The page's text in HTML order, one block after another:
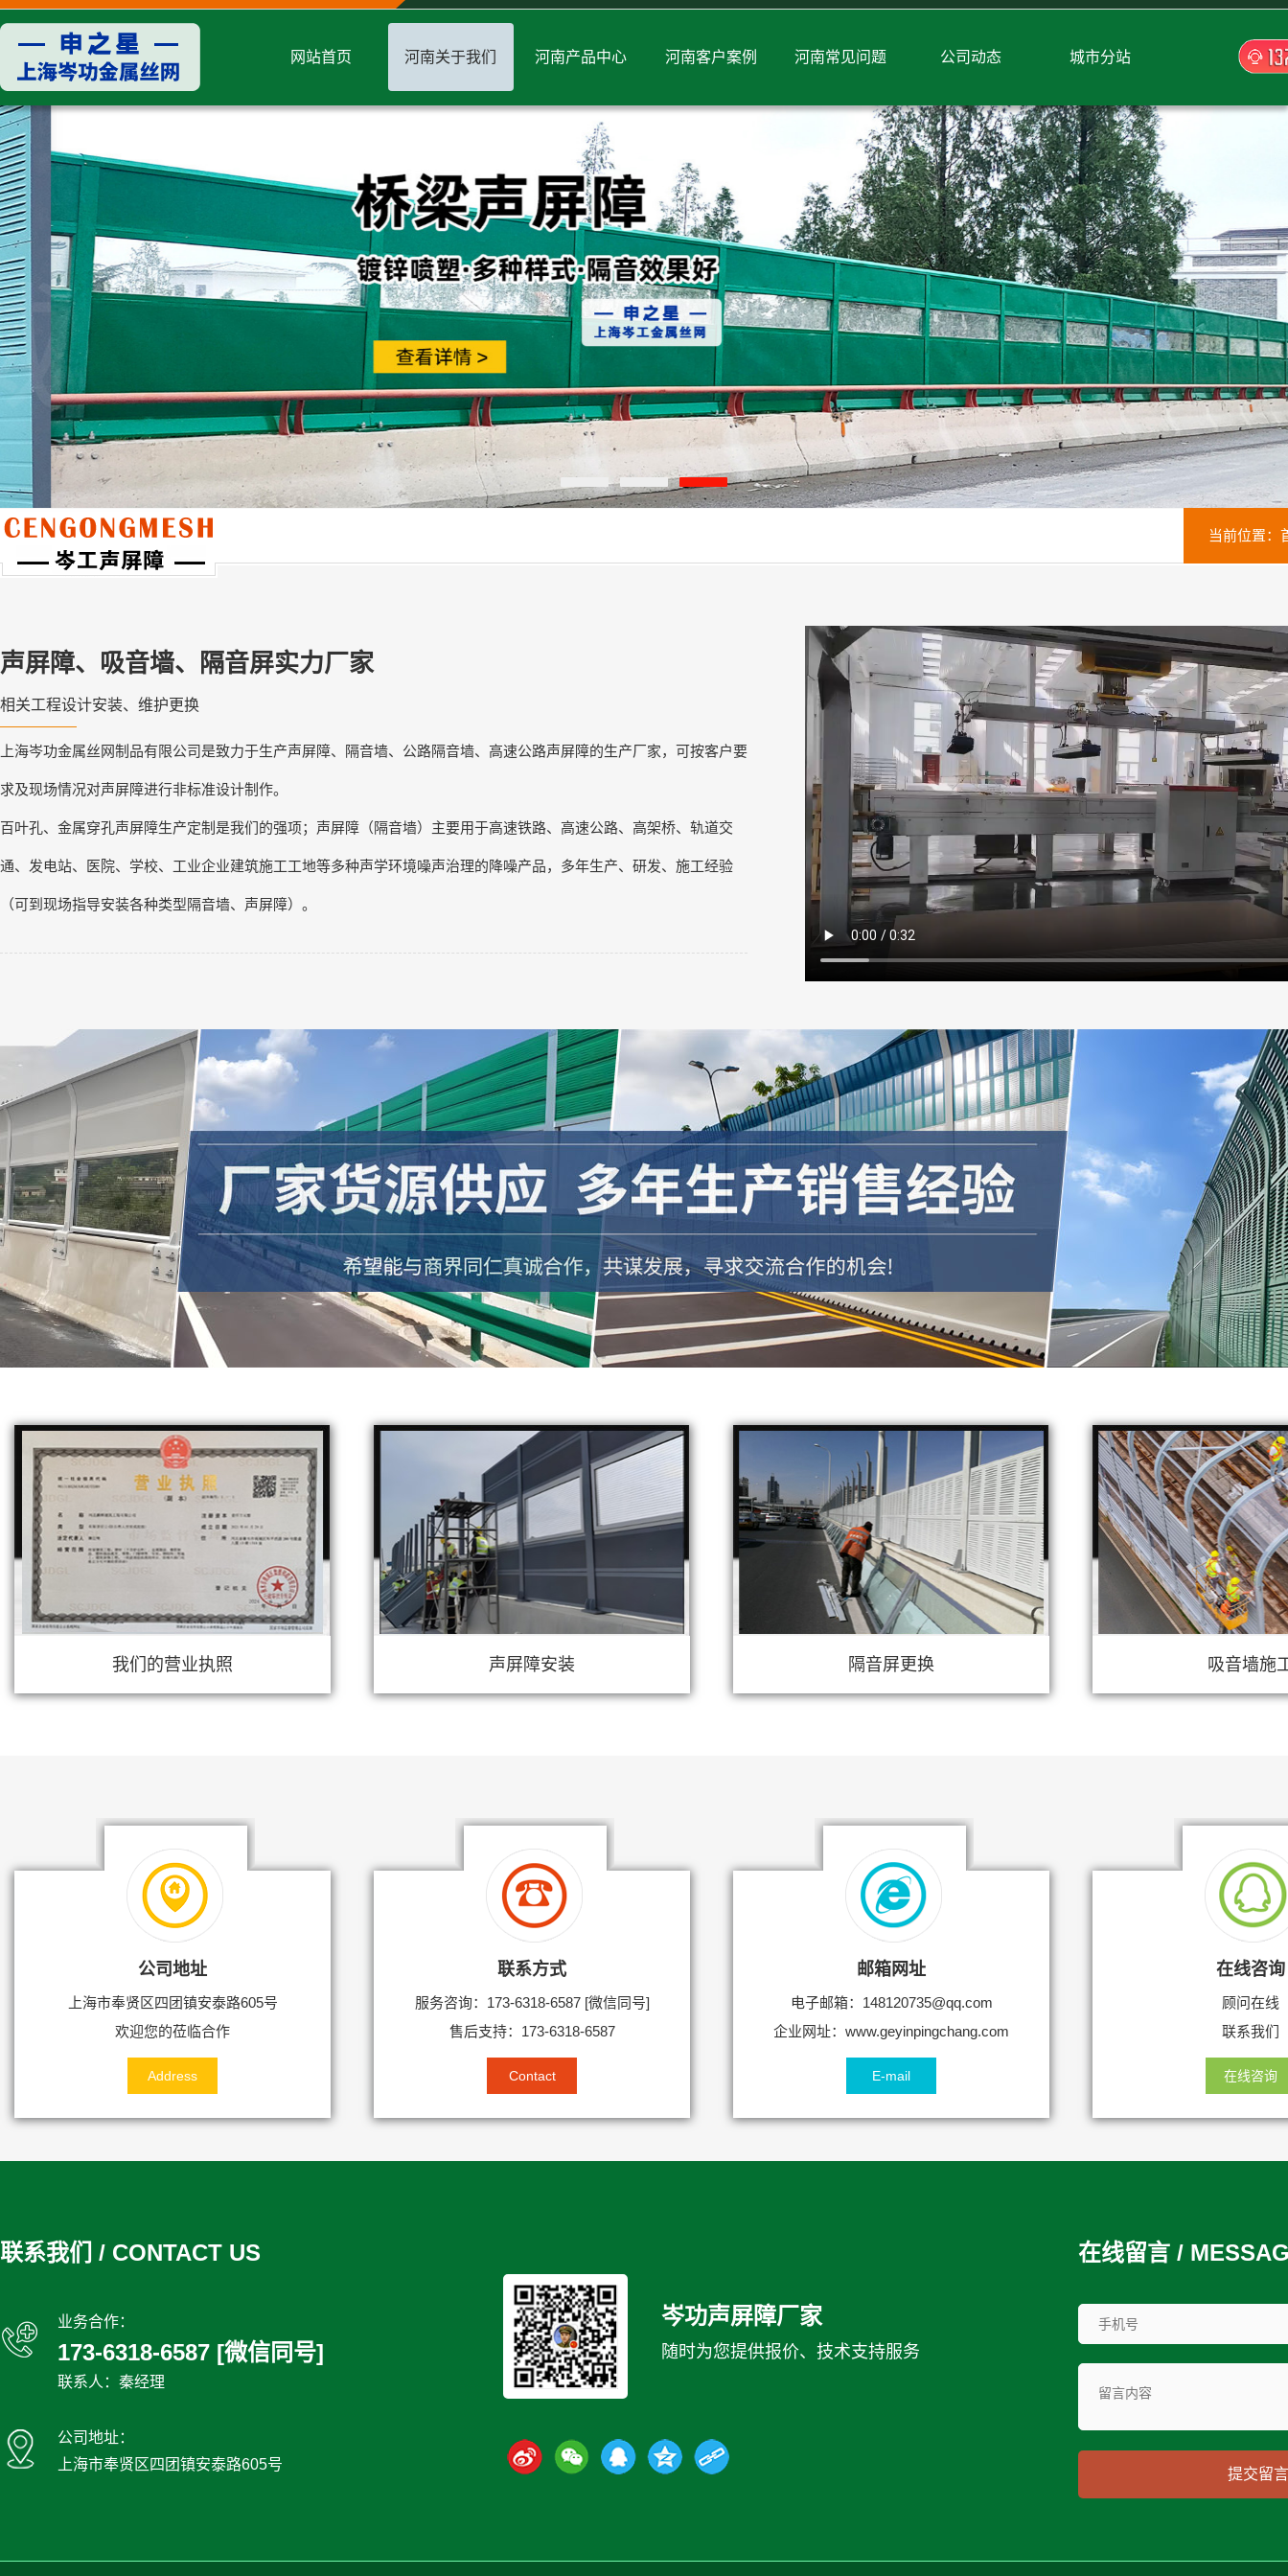
网站首页 河南关于我们 河南产品中心 河南客户案例 河南常见问题 公司动态 城市分站
当前位置：
声屏障、吸音墙、隔音屏实力厂家
相关工程设计安装、维护更换
上海岑功金属丝网制品有限公司是致力于生产声屏障、隔音墙、公路隔音墙、高速公路声屏障的生产厂家，可按客户要
求及现场情况对声屏障进行非标准设计制作。
百叶孔、金属穿孔声屏障生产定制是我们的强项；声屏障（隔音墙）主要用于高速铁路、高速公路、高架桥、轨道交
通、发电站、医院、学校、工业企业建筑施工工地等多种声学环境噪声治理的降噪产品，多年生产、研发、施工经验
（可到现场指导安装各种类型隔音墙、声屏障）。
我们的营业执照 声屏障安装 隔音屏更换 吸音墙施
公司地址
上海市奉贤区四团镇安泰路605号
欢迎您的莅临合作
Address
联系方式
服务咨询：173-6318-6587 [微信同号]
售后支持：173-6318-6587
Contact
邮箱网址
电子邮箱：148120735@qq.com
企业网址：www.geyinpingchang.com
E-mail
在线咨询
顾问在线
联系我们
在线咨询
联系我们 / CONTACT US
业务合作：
173-6318-6587 [微信同号]
联系人：秦经理
公司地址：
上海市奉贤区四团镇安泰路605号
岑功声屏障厂家
随时为您提供报价、技术支持服务
在线留言 /
提交留言